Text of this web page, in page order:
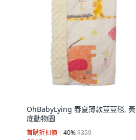
OhBabyLying 春夏薄款荳荳毯, 黃
底動物園
首購折扣價 40%$359